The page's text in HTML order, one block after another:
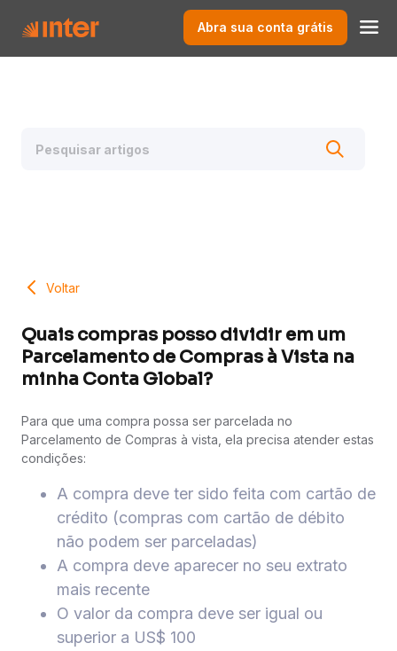
Abra sua conta grátis
Voltar
Quais compras posso dividir em um
Parcelamento de Compras à Vista na
minha Conta Global?​ ​
Para que uma compra possa ser parcelada no
Parcelamento de Compras à vista, ela precisa atender estas
condições:​
A compra deve ter sido feita com cartão de
crédito (compras com cartão de débito
não podem ser parceladas)​
A compra deve aparecer no seu extrato
mais recente​
O valor da compra deve ser igual ou
superior a US$ 100​